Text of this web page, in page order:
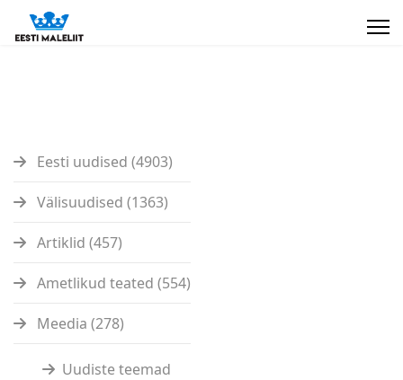
Eesti uudised (4903)
Välisuudised (1363)
Artiklid (457)
Ametlikud teated (554)
Meedia (278)
Uudiste teemad